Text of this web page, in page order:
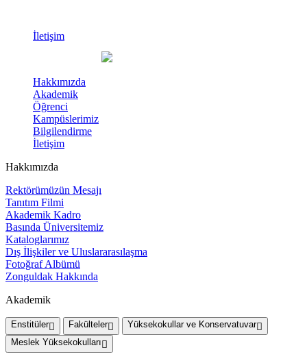
İletişim
Hakkımızda
Akademik
Öğrenci
Kampüslerimiz
Bilgilendirme
İletişim
Hakkımızda
Rektörümüzün Mesajı
Tanıtım Filmi
Akademik Kadro
Basında Üniversitemiz
Kataloglarımız
Dış İlişkiler ve Uluslararasılaşma
Fotoğraf Albümü
Zonguldak Hakkında
Akademik
Enstitüler Fakülteler
Yüksekokullar ve Konservatuvar
Meslek Yüksekokulları